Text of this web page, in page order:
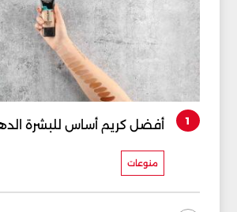
1 أفضل كريم أساس للبشرة
منوعات